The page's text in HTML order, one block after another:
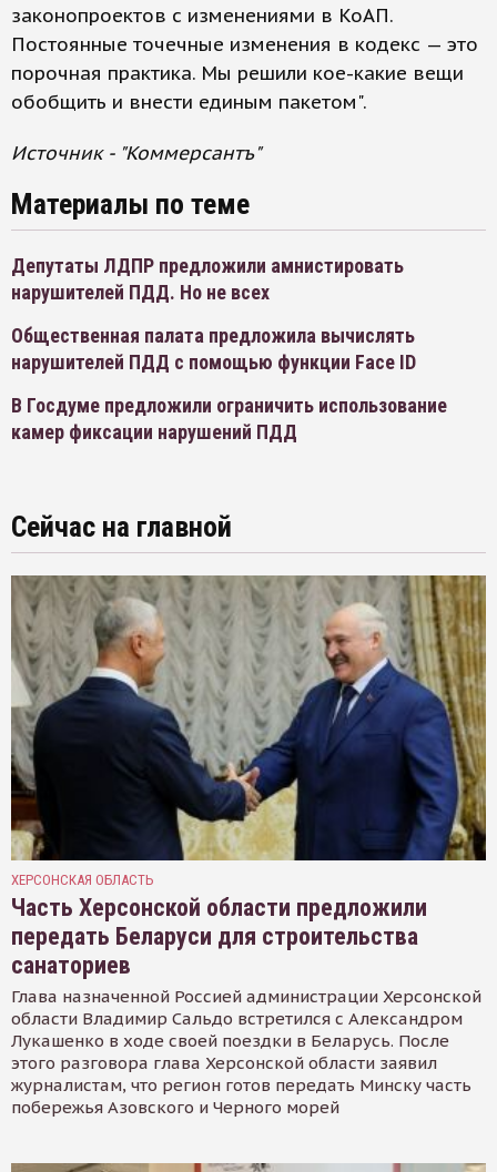
законопроектов с изменениями в КоАП.
Постоянные точечные изменения в кодекс — это
порочная практика. Мы решили кое-какие вещи
обобщить и внести единым пакетом".
Источник - "Коммерсантъ"
Материалы по теме
Депутаты ЛДПР предложили амнистировать
нарушителей ПДД. Но не всех
Общественная палата предложила вычислять
нарушителей ПДД с помощью функции Face ID
В Госдуме предложили ограничить использование
камер фиксации нарушений ПДД
Сейчас на главной
ХЕРСОНСКАЯ ОБЛАСТЬ
Часть Херсонской области предложили
передать Беларуси для строительства
санаториев
Глава назначенной Россией администрации Херсонской
области Владимир Сальдо встретился с Александром
Лукашенко в ходе своей поездки в Беларусь. После
этого разговора глава Херсонской области заявил
журналистам, что регион готов передать Минску часть
побережья Азовского и Черного морей